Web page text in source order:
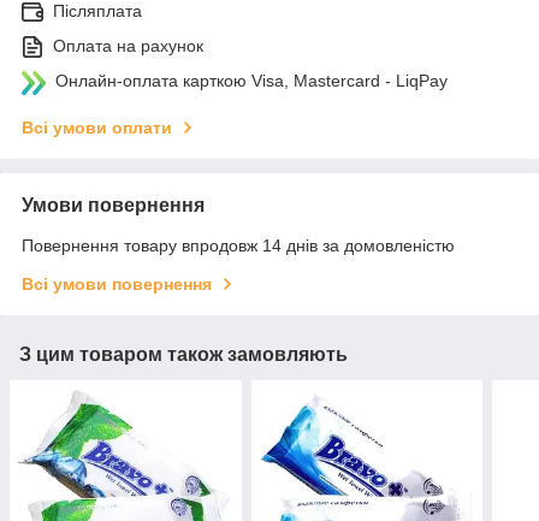
Післяплата
Оплата на рахунок
Онлайн-оплата карткою Visa, Mastercard - LiqPay
Всі умови оплати
Умови повернення
Повернення товару впродовж 14 днів за домовленістю
Всі умови повернення
З цим товаром також замовляють